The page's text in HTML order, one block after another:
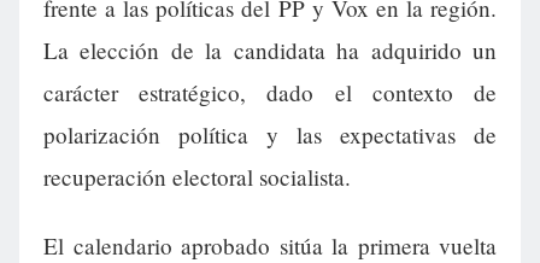
frente a las políticas del PP y Vox en la región.
La elección de la candidata ha adquirido un
carácter estratégico, dado el contexto de
polarización política y las expectativas de
recuperación electoral socialista.
El calendario aprobado sitúa la primera vuelta